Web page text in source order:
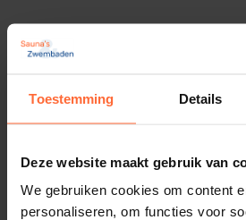
Toestemming Details
Deze website maakt gebruik van
We gebruiken cookies om content
personaliseren, om functies voor
Deur greep donkerbruin,
buitenzijde
36,70